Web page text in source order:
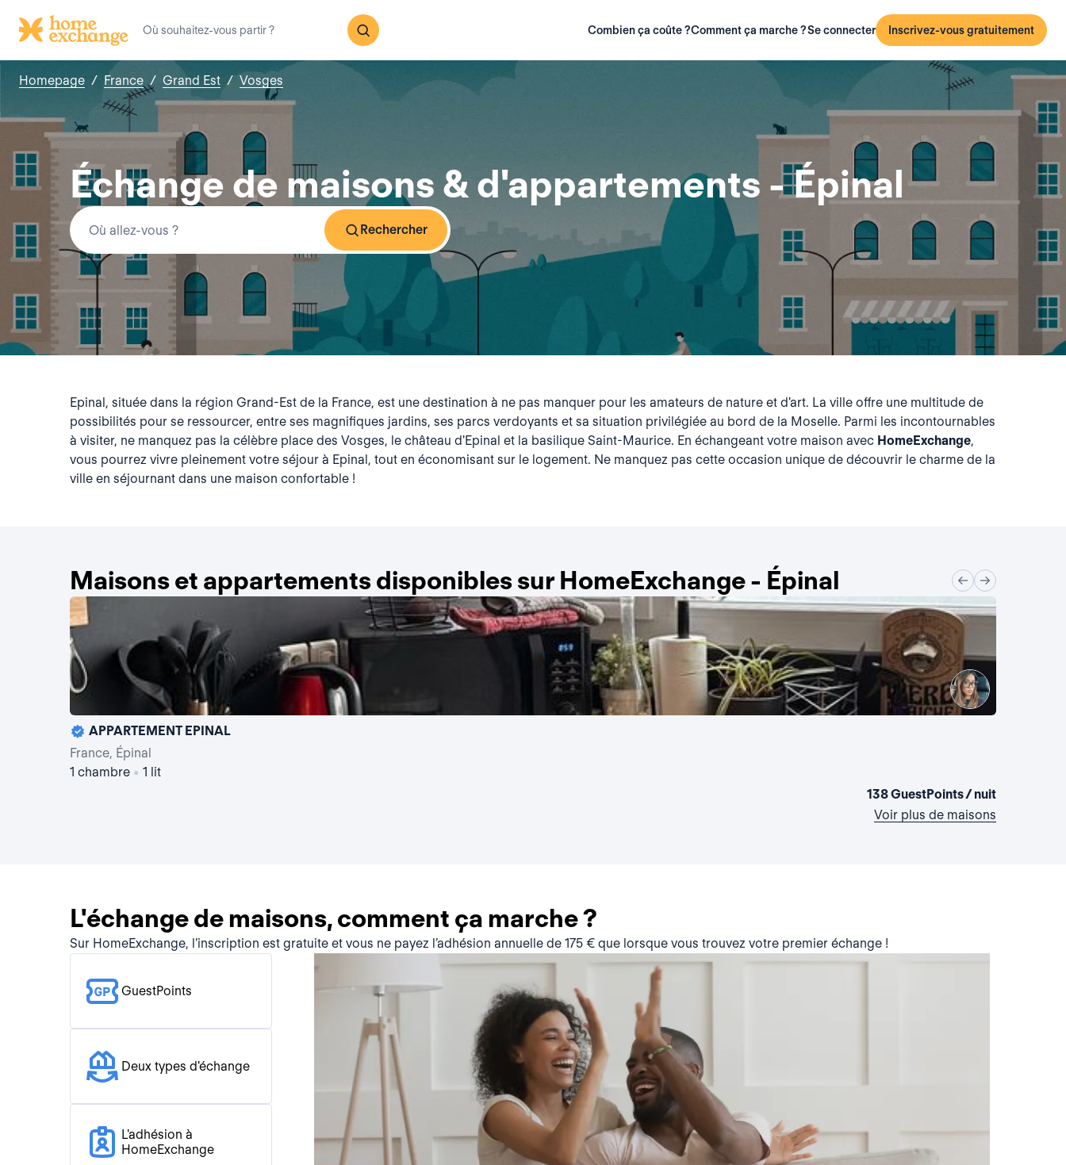
Combien ça coûte ?Comment ça marche ?Se connecter Inscrivez-vous gratuitement
Homepage / France / Grand Est / Vosges
Échange de maisons & d'appartements - Épinal
Rechercher
Epinal, située dans la région Grand-Est de la France, est une destination à ne pas manquer pour les amateurs de nature et d'art. La ville offre une multitude de
possibilités pour se ressourcer, entre ses magnifiques jardins, ses parcs verdoyants et sa situation privilégiée au bord de la Moselle. Parmi les incontournables
à visiter, ne manquez pas la célèbre place des Vosges, le château d'Epinal et la basilique Saint-Maurice. En échangeant votre maison avec HomeExchange,
vous pourrez vivre pleinement votre séjour à Epinal, tout en économisant sur le logement. Ne manquez pas cette occasion unique de découvrir le charme de la
ville en séjournant dans une maison confortable !
Maisons et appartements disponibles sur HomeExchange - Épinal
APPARTEMENT EPINAL
France, Épinal
1 chambre • 1 lit
138 GuestPoints / nuit
Voir plus de maisons
L'échange de maisons, comment ça marche ?
Sur HomeExchange, l’inscription est gratuite et vous ne payez l’adhésion annuelle de 175 € que lorsque vous trouvez votre premier échange !
GuestPoints
Deux types d'échange
L'adhésion à
HomeExchange